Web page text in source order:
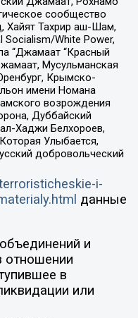
сообщество
Хайят Тахрир аш-Шам,
White Power,
“Джамаат “Красный
Мусульманская
Крымско-
имени Номана
возрождения
Дуббайский
Хаджи Белхороев,
Улыбается,
добровольческий
i-
данные
и
отношении
в
или